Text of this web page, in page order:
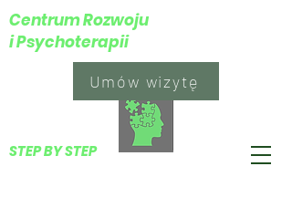
​STEP BY STEP
Umów wizytę
Centrum Rozwoju
i Psychoterapii